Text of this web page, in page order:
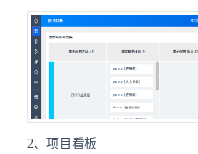
2、项目看板